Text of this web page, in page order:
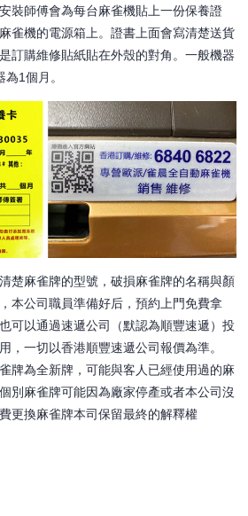
師傅會為每台麻雀機貼上一份保養證
雀機的電源箱上。證書上面會寫清楚送貨
訂購維修貼紙貼在外殼的對角。一般機器
1個月。
麻雀牌的型號，破損麻雀牌的名稱與顏
本公司職員準備好后，預約上門免費拿
可以通過速遞公司（默認為順豐速遞）投
，一切以香港順豐速遞公司報價為準。
為全新牌，可能與客人已經使用過的麻
別麻雀牌可能因為廠家停產或者本公司沒
更換麻雀牌本司保留最終的解釋權